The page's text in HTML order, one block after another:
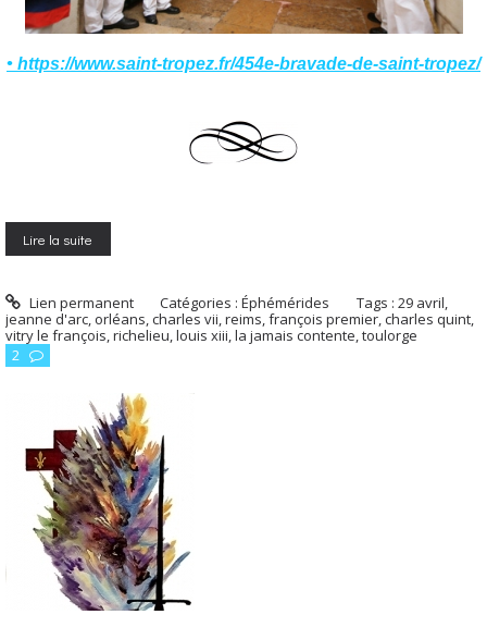
• https://www.saint-tropez.fr/454e-bravade-de-saint-tropez/
Lire la suite
Lien permanent Catégories :Éphémérides Tags :29 avril,
jeanne d'arc, orléans,charles vii,reims,françois premier,charles quint,
vitry le françois,richelieu,louis xiii,la jamais contente,toulorge
2